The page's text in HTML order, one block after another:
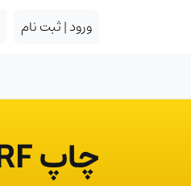
ورود | ثبت نام
چاپ DRF